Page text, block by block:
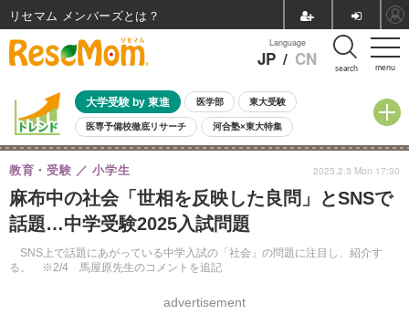
menu
Language
JP / CN search
大学受験 by 東進 医学部 東大受験
医専予備校徹底リサーチ 河合塾×東大特集
親子で考える大学選び 高校受験 中学受験 小学校受験
共通テスト 夏休み
8月開催イベント・WS 全国公立高校 過去問 人気記事
自由研究教材（小学生向け） 自由研究教材（中学生向け）
麻布中の社会「世相を反映した良問」とSNSで
話題…中学受験2025入試問題
SNS上で話題にあがっている中学入試の「社会」の問題に注目し、紹介す
る。 ※2/4 馬屋原先生のコメントを追記
教育・受験 小学生
advertisement
2025.2.3 Mon 17:30
リセマム メンバーズ